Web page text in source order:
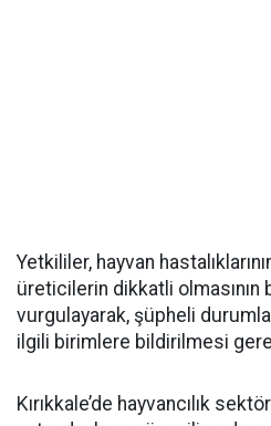
Yetkililer, hayvan
üreticilerin dikkatli olmasının
vurgulayarak, şüpheli
ilgili birimlere bildirilmesi
Kırıkkale’de hayvancılık